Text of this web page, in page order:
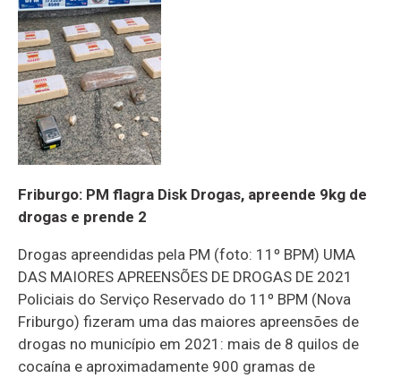
Friburgo: PM flagra Disk Drogas, apreende 9kg de
drogas e prende 2
Drogas apreendidas pela PM (foto: 11º BPM) UMA
DAS MAIORES APREENSÕES DE DROGAS DE 2021
Policiais do Serviço Reservado do 11º BPM (Nova
Friburgo) fizeram uma das maiores apreensões de
drogas no município em 2021: mais de 8 quilos de
cocaína e aproximadamente 900 gramas de